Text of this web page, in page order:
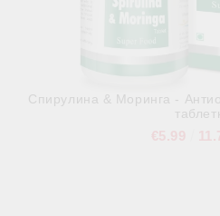
Спирулина & Моринга -